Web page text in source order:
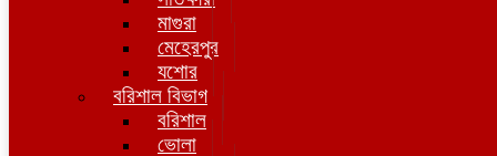
মাগুরা
মেহেরপুর
যশোর
বরিশাল বিভাগ
বরিশাল
ভোলা